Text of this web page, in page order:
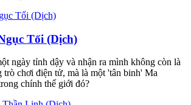
Tối (Dịch)
ngày tỉnh dậy và nhận ra mình không còn là
trò chơi điện tử, mà là một 'tân binh' Ma
chính thế giới đó?